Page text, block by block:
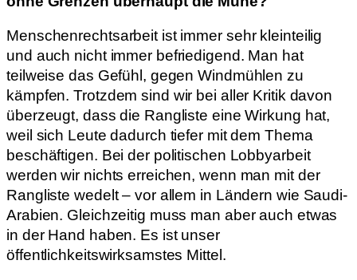
Menschenrechtsarbeit ist immer sehr kleinteilig
und auch nicht immer befriedigend. Man hat
teilweise das Gefühl, gegen Windmühlen zu
kämpfen. Trotzdem sind wir bei aller Kritik davon
überzeugt, dass die Rangliste eine Wirkung hat,
weil sich Leute dadurch tiefer mit dem Thema
beschäftigen. Bei der politischen Lobbyarbeit
werden wir nichts erreichen, wenn man mit der
Rangliste wedelt – vor allem in Ländern wie Saudi-
Arabien. Gleichzeitig muss man aber auch etwas
in der Hand haben. Es ist unser
öffentlichkeitswirksamstes Mittel.